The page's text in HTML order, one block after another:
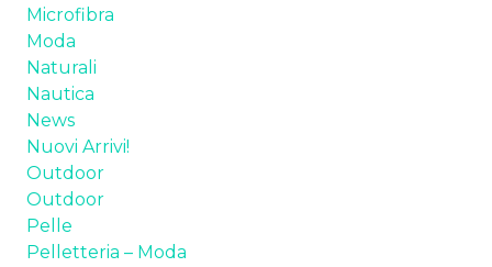
Microfibra
Moda
Naturali
Nautica
News
Nuovi Arrivi!
Outdoor
Outdoor
Pelle
Pelletteria – Moda